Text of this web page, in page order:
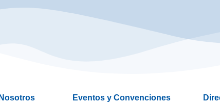
Nosotros Eventos y Convenciones